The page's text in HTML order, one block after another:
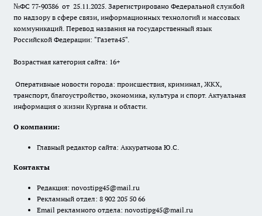
№ФС 77-90386 от 25.11.2025. Зарегистрировано Федеральной службой
по надзору в сфере связи, информационных технологий и массовых
коммуникаций. Перевод названия на государственный язык
Российской Федерации: "Газета45".
Возрастная категория сайта: 16+
Оперативные новости города: происшествия, криминал, ЖКХ,
транспорт, благоустройство, экономика, культура и спорт. Актуальная
информация о жизни Кургана и области.
О компании:
Главный редактор сайта: Аккуратнова Ю.С.
Контакты
Редакция: novostipg45@mail.ru
Рекламный отдел: 8 902 205 50 66
Email рекламного отдела: novostipg45@mail.ru